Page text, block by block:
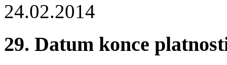
24.02.2014
29. Datum konce